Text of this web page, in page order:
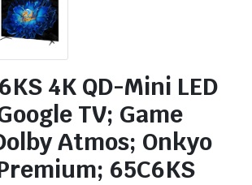
4K QD-Mini LED
TV; Game
Atmos; Onkyo
65C6KS